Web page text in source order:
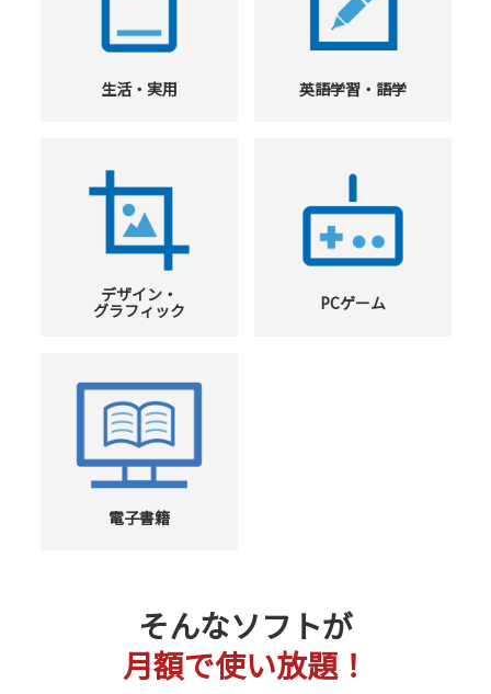
生活・実用 英語学習・語学
デザイン・
グラフィック PCゲーム
電子書籍
そんなソフトが
月額で使い放題！